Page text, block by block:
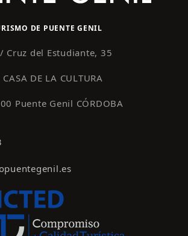
DE PUENTE GENIL
Cruz del Estudiante, 35
CASA DE LA CULTURA
Puente Genil CÓRDOBA